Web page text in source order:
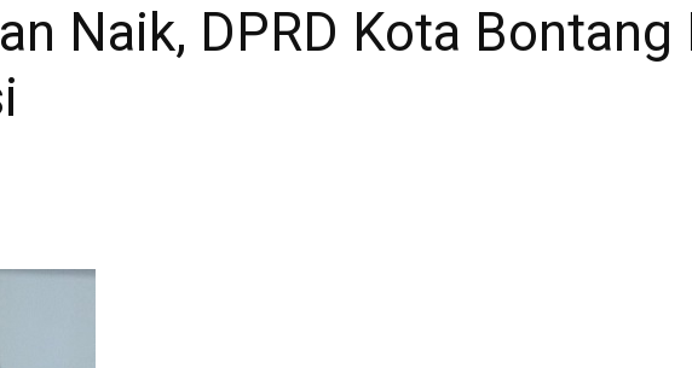
Naik, DPRD Kota